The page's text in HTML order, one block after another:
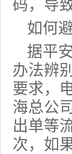
码，导
如何
据平
办法辨
要求，
海总公
出单等
次，如